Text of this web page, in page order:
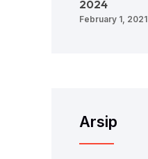
2024
February 1, 2021
Arsip